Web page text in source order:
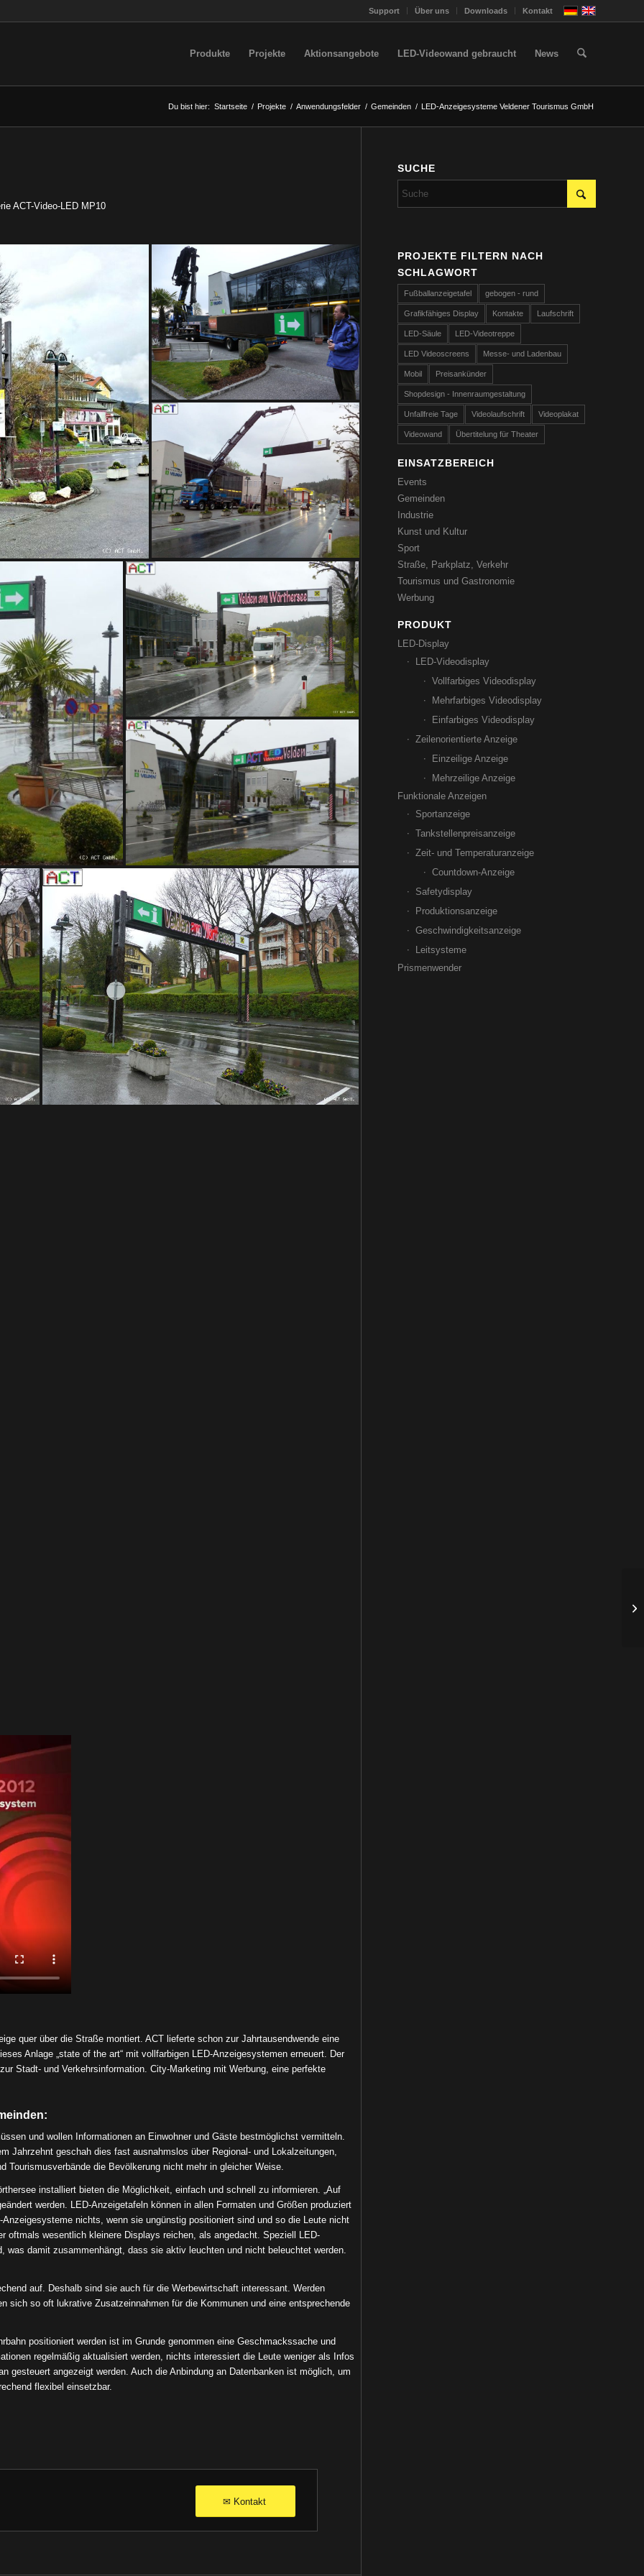
Support Über uns Downloads Kontakt
Produkte Projekte Aktionsangebote LED-Videowand gebraucht News
Du bist hier: Startseite / Projekte / Anwendungsfelder / Gemeinden / LED-Anzeigesysteme Veldener Tourismus GmbH
ACT-Video-LED MP10
quer über die Straße montiert. ACT lieferte schon zur Jahrtausendwende eine
Anlage „state of the art“ mit vollfarbigen LED-Anzeigesystemen erneuert. Der
Stadt- und Verkehrsinformation. City-Marketing mit Werbung, eine perfekte
und wollen Informationen an Einwohner und Gäste bestmöglichst vermitteln.
Jahrzehnt geschah dies fast ausnahmslos über Regional- und Lokalzeitungen,
Tourismusverbände die Bevölkerung nicht mehr in gleicher Weise.
installiert bieten die Möglichkeit, einfach und schnell zu informieren. „Auf
werden. LED-Anzeigetafeln können in allen Formaten und Größen produziert
nichts, wenn sie ungünstig positioniert sind und so die Leute nicht
oftmals wesentlich kleinere Displays reichen, als angedacht. Speziell LED-
damit zusammenhängt, dass sie aktiv leuchten und nicht beleuchtet werden.
auf. Deshalb sind sie auch für die Werbewirtschaft interessant. Werden
sich so oft lukrative Zusatzeinnahmen für die Kommunen und eine entsprechende
positioniert werden ist im Grunde genommen eine Geschmackssache und
regelmäßig aktualisiert werden, nichts interessiert die Leute weniger als Infos
gesteuert angezeigt werden. Auch die Anbindung an Datenbanken ist möglich, um
flexibel einsetzbar.
✉ Kontakt
SUCHE
PROJEKTE FILTERN NACH
SCHLAGWORT
Fußballanzeigetafel gebogen - rund
Grafikfähiges Display Kontakte Laufschrift
LED-Säule LED-Videotreppe
LED Videoscreens Messe- und Ladenbau
Mobil Preisankünder
Shopdesign - Innenraumgestaltung
Unfallfreie Tage Videolaufschrift Videoplakat
Videowand Übertitelung für Theater
EINSATZBEREICH
Events
Gemeinden
Industrie
Kunst und Kultur
Sport
Straße, Parkplatz, Verkehr
Tourismus und Gastronomie
Werbung
PRODUKT
LED-Display
LED-Videodisplay
Vollfarbiges Videodisplay
Mehrfarbiges Videodisplay
Einfarbiges Videodisplay
Zeilenorientierte Anzeige
Einzeilige Anzeige
Mehrzeilige Anzeige
Funktionale Anzeigen
Sportanzeige
Tankstellenpreisanzeige
Zeit- und Temperaturanzeige
Countdown-Anzeige
Safetydisplay
Produktionsanzeige
Geschwindigkeitsanzeige
Leitsysteme
Prismenwender